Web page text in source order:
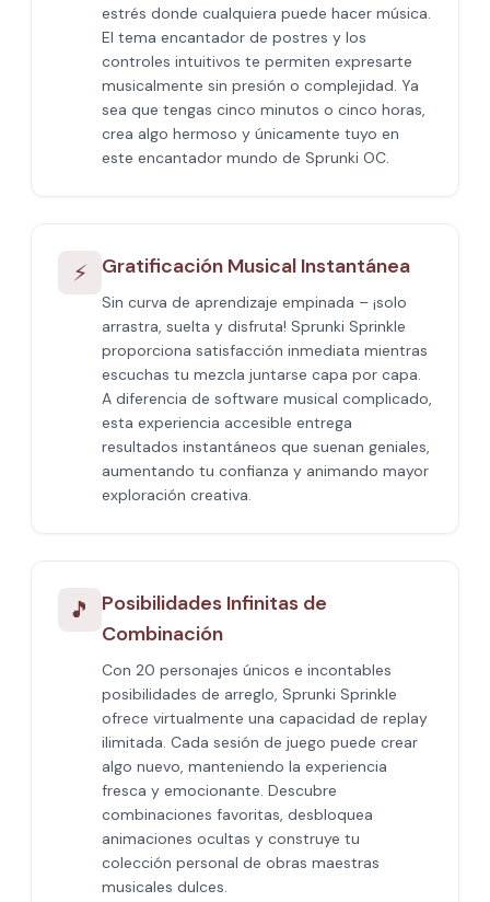
estrés donde cualquiera puede hacer música.
El tema encantador de postres y los
controles intuitivos te permiten expresarte
musicalmente sin presión o complejidad. Ya
sea que tengas cinco minutos o cinco horas,
crea algo hermoso y únicamente tuyo en
este encantador mundo de Sprunki OC.
⚡ Gratificación Musical Instantánea
Sin curva de aprendizaje empinada – ¡solo
arrastra, suelta y disfruta! Sprunki Sprinkle
proporciona satisfacción inmediata mientras
escuchas tu mezcla juntarse capa por capa.
A diferencia de software musical complicado,
esta experiencia accesible entrega
resultados instantáneos que suenan geniales,
aumentando tu confianza y animando mayor
exploración creativa.
🎵
Posibilidades Infinitas de
Combinación
Con 20 personajes únicos e incontables
posibilidades de arreglo, Sprunki Sprinkle
ofrece virtualmente una capacidad de replay
ilimitada. Cada sesión de juego puede crear
algo nuevo, manteniendo la experiencia
fresca y emocionante. Descubre
combinaciones favoritas, desbloquea
animaciones ocultas y construye tu
colección personal de obras maestras
musicales dulces.